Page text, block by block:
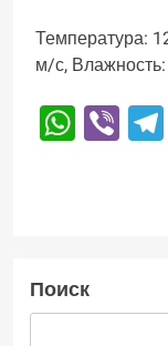
Температура:
м/с, Влажность:
Поиск